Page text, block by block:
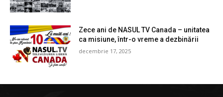
Zece ani de NASUL TV Canada – unitatea
ca misiune, într-o vreme a dezbinării
decembrie 17, 2025